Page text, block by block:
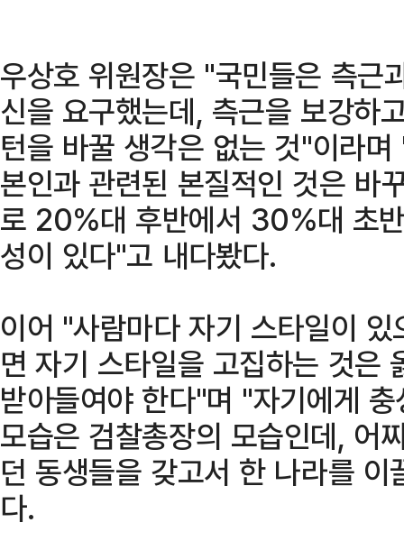
우상호 위원장은 "국민들은 측근
신을 요구했는데, 측근을 보강하
턴을 바꿀 생각은 없는 것"이라
본인과 관련된 본질적인 것은 바
로 20%대 후반에서 30%대 초
성이 있다"고 내다봤다.
이어 "사람마다 자기 스타일이
면 자기 스타일을 고집하는 것은
받아들여야 한다"며 "자기에게
모습은 검찰총장의 모습인데, 어
던 동생들을 갖고서 한 나라를
다.